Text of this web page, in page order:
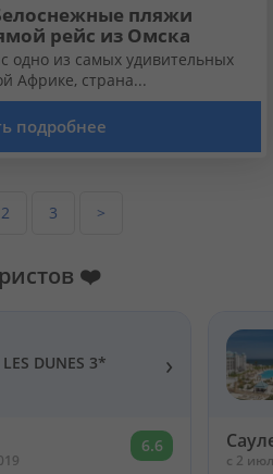
пляжи
рейс из Омска
одно из самых удивительных
Африке, страна...
подробнее
2 3 >
❤️
LES DUNES 3* ›
6.6
c 2